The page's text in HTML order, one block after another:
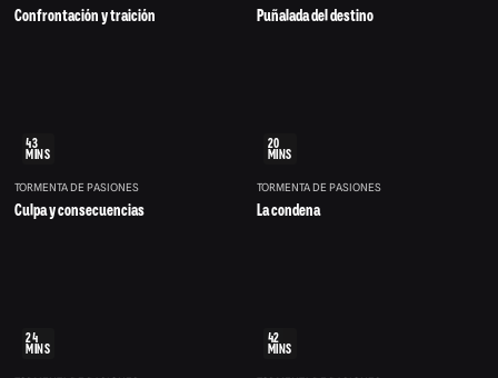
Confrontación y traición Puñalada del destino
43
MINS
TORMENTA DE PASIONES
Culpa y consecuencias
20
MINS
TORMENTA DE PASIONES
La condena
24
MINS
42
MINS